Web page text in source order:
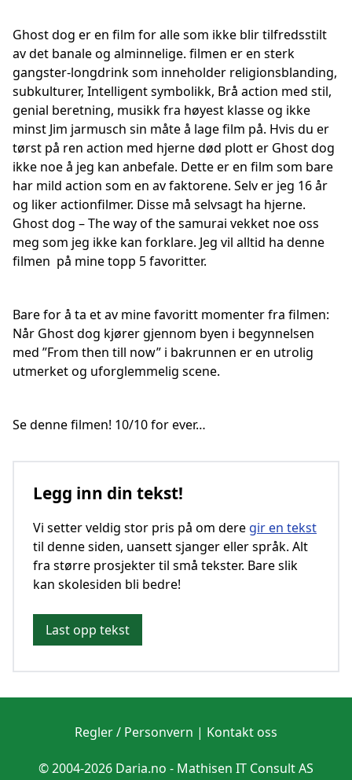
Ghost dog er en film for alle som ikke blir tilfredsstilt
av det banale og alminnelige. filmen er en sterk
gangster-longdrink som inneholder religionsblanding,
subkulturer, Intelligent symbolikk, Brå action med stil,
genial beretning, musikk fra høyest klasse og ikke
minst Jim jarmusch sin måte å lage film på. Hvis du er
tørst på ren action med hjerne død plott er Ghost dog
ikke noe å jeg kan anbefale. Dette er en film som bare
har mild action som en av faktorene. Selv er jeg 16 år
og liker actionfilmer. Disse må selvsagt ha hjerne.
Ghost dog – The way of the samurai vekket noe oss
meg som jeg ikke kan forklare. Jeg vil alltid ha denne
filmen på mine topp 5 favoritter.
Bare for å ta et av mine favoritt momenter fra filmen:
Når Ghost dog kjører gjennom byen i begynnelsen
med ”From then till now” i bakrunnen er en utrolig
utmerket og uforglemmelig scene.
Se denne filmen! 10/10 for ever…
Legg inn din tekst!
Vi setter veldig stor pris på om dere gir en tekst
til denne siden, uansett sjanger eller språk. Alt
fra større prosjekter til små tekster. Bare slik
kan skolesiden bli bedre!
Last opp tekst
Regler / Personvern | Kontakt oss
© 2004-2026 Daria.no - Mathisen IT Consult AS